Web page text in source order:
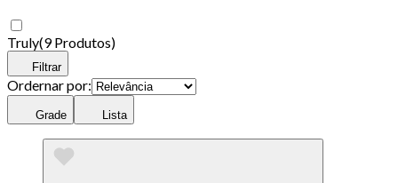
Truly(9 Produtos)
Filtrar
Ordernar por:
Grade Lista